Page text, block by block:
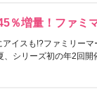
％増量！ファミ
イスも!?ファミリー
、シリーズ初の年2回開